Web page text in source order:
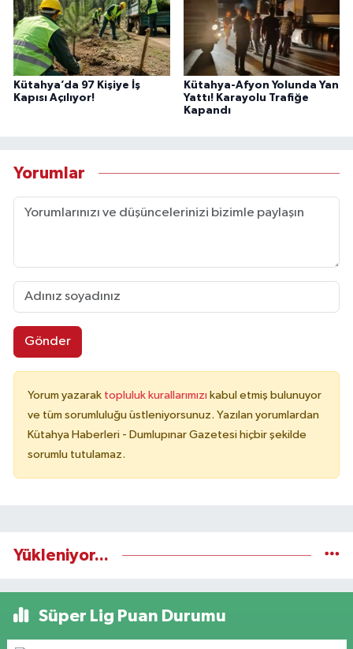
Kütahya’da 97 Kişiye İş
Kapısı Açılıyor!
Kütahya-Afyon Yolunda Yan
Yattı! Karayolu Trafiğe
Kapandı
Yorumlar
Gönder
Yorum yazarak topluluk kurallarımızı kabul etmiş bulunuyor
ve tüm sorumluluğu üstleniyorsunuz. Yazılan yorumlardan
Kütahya Haberleri - Dumlupınar Gazetesi hiçbir şekilde
sorumlu tutulamaz.
Yükleniyor...
Süper Lig Puan Durumu